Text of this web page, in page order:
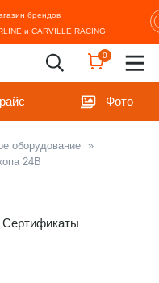
брендов
и CARVILLE RACING
0
Фото
оборудование
»
24В
Сертификаты